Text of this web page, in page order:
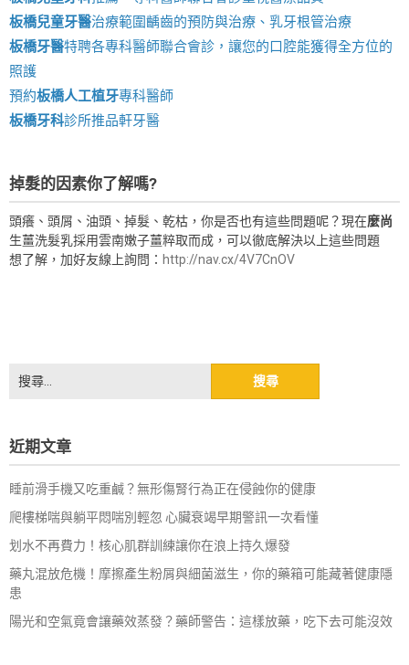
板橋兒童牙醫治療範圍齲齒的預防與治療、乳牙根管治療
板橋牙醫特聘各專科醫師聯合會診，讓您的口腔能獲得全方位的
照護
預約板橋人工植牙專科醫師
板橋牙科診所推品軒牙醫
掉髮的因素你了解嗎?
頭癢、頭屑、油頭、掉髮、乾枯，你是否也有這些問題呢？現在麼尚
生薑洗髮乳採用雲南嫩子薑粹取而成，可以徹底解決以上這些問題
想了解，加好友線上詢問： http://nav.cx/4V7CnOV
搜
尋
字:
近期文章
睡前滑手機又吃重鹹？無形傷腎行為正在侵蝕你的健康
爬樓梯喘與躺平悶喘別輕忽 心臟衰竭早期警訊一次看懂
划水不再費力！核心肌群訓練讓你在浪上持久爆發
藥丸混放危機！摩擦產生粉屑與細菌滋生，你的藥箱可能藏著健康隱
患
陽光和空氣竟會讓藥效蒸發？藥師警告：這樣放藥，吃下去可能沒效